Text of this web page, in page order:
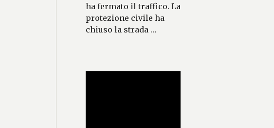
ha fermato il traffico. La
protezione civile ha
chiuso la strada …